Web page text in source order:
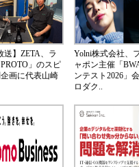
送】ZETA、ラ
」のスピ
画に代表山崎
Yolni株式会社、
ャポン主催「
ンテスト2026」
ロダク..